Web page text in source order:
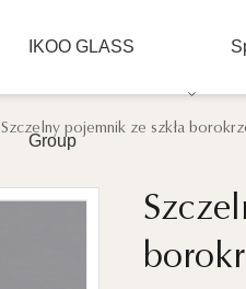
IKOO GLASS
Group
Szczelny pojemnik ze szkła